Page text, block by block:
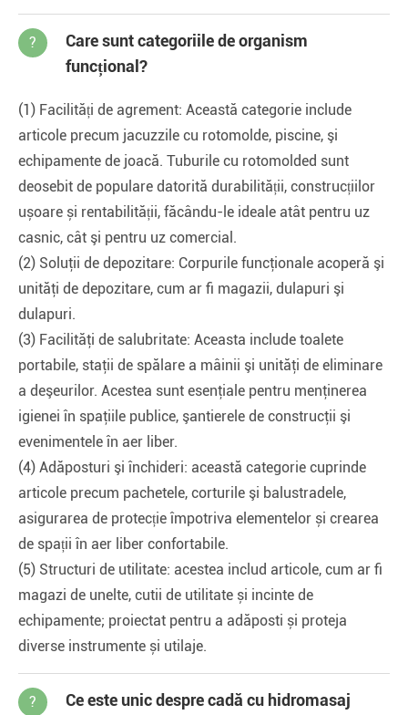
?
Care sunt categoriile de organism
funcțional?
(1) Facilități de agrement: Această categorie include
articole precum jacuzzile cu rotomolde, piscine, şi
echipamente de joacă. Tuburile cu rotomolded sunt
deosebit de populare datorită durabilității, construcțiilor
ușoare și rentabilității, făcându-le ideale atât pentru uz
casnic, cât şi pentru uz comercial.
(2) Soluţii de depozitare: Corpurile funcţionale acoperă şi
unităţi de depozitare, cum ar fi magazii, dulapuri şi
dulapuri.
(3) Facilităţi de salubritate: Aceasta include toalete
portabile, staţii de spălare a mâinii şi unităţi de eliminare
a deşeurilor. Acestea sunt esenţiale pentru menţinerea
igienei în spaţiile publice, şantierele de construcţii şi
evenimentele în aer liber.
(4) Adăposturi şi închideri: această categorie cuprinde
articole precum pachetele, corturile şi balustradele,
asigurarea de protecție împotriva elementelor și crearea
de spații în aer liber confortabile.
(5) Structuri de utilitate: acestea includ articole, cum ar fi
magazi de unelte, cutii de utilitate și incinte de
echipamente; proiectat pentru a adăposti și proteja
diverse instrumente și utilaje.
?
Ce este unic despre cadă cu hidromasaj